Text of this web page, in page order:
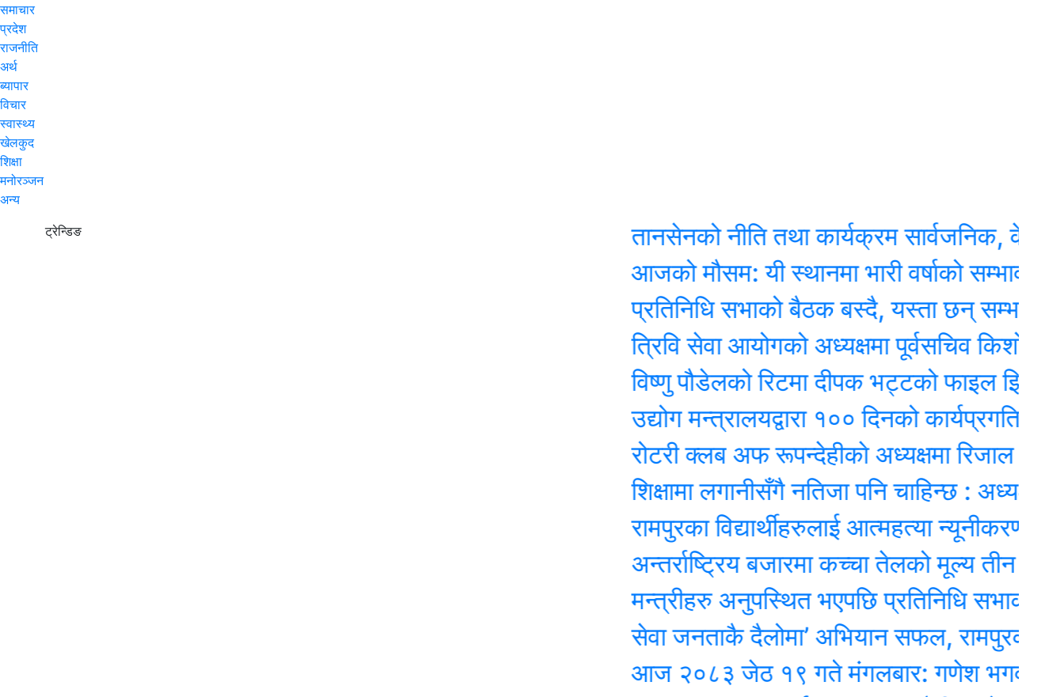
समाचार
प्रदेश
राजनीति
अर्थ
ब्यापार
विचार
स्वास्थ्य
खेलकुद
शिक्षा
मनोरञ्जन
अन्य
ट्रेन्डिङ
तानसेनको नीति तथा कार्यक्रम सार्वजनिक, के के छन्
आजको मौसम: यी स्थानमा भारी वर्षाको सम्भावना
प्रतिनिधि सभाको बैठक बस्दै, यस्ता छन् सम्भावित
त्रिवि सेवा आयोगको अध्यक्षमा पूर्वसचिव किशोर थापा
विष्णु पौडेलको रिटमा दीपक भट्टको फाइल झिकाउन
उद्योग मन्त्रालयद्वारा १०० दिनको कार्यप्रगति विवरण
रोटरी क्लब अफ रूपन्देहीकाे अध्यक्षमा रिजाल
शिक्षामा लगानीसँगै नतिजा पनि चाहिन्छ : अध्यक्ष प्रेम
रामपुरका विद्यार्थीहरुलाई आत्महत्या न्यूनीकरण र बाल
अन्तर्राष्ट्रिय बजारमा कच्चा तेलको मूल्य तीन महिनाकै
मन्त्रीहरु अनुपस्थित भएपछि प्रतिनिधि सभाको बैठक
सेवा जनताकै दैलोमा’ अभियान सफल, रामपुरको घुम्ती
आज २०८३ जेठ १९ गते मंगलबार: गणेश भगवानकाे